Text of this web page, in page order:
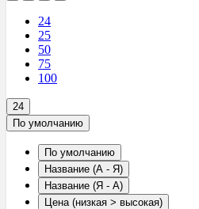
24
25
50
75
100
24
По умолчанию
По умолчанию
Название (А - Я)
Название (Я - А)
Цена (низкая > высокая)